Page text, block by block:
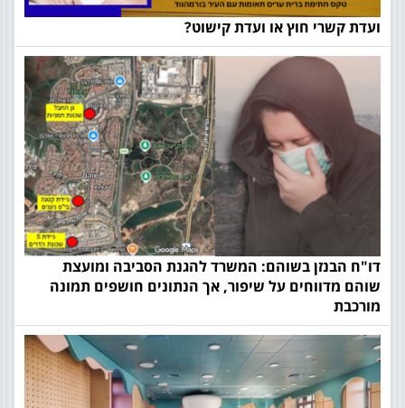
ועדת קשרי חוץ או ועדת קישוט?
דו"ח הבנזן בשוהם: המשרד להגנת הסביבה ומועצת
שוהם מדווחים על שיפור, אך הנתונים חושפים תמונה
מורכבת